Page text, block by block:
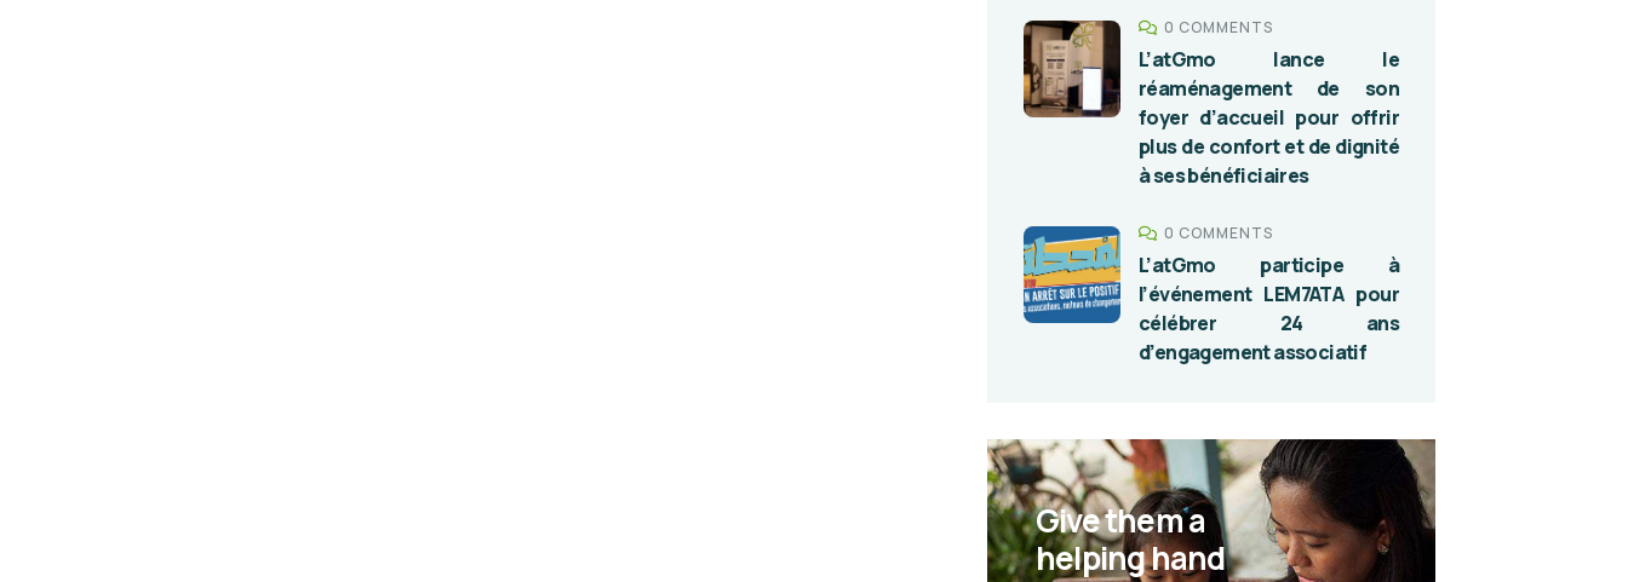
0 COMMENTS
L’atGmo lance le
réaménagement de son
foyer d’accueil pour offrir
plus de confort et de dignité
à ses bénéficiaires
0 COMMENTS
L’atGmo participe à
l’événement LEM7ATA pour
célébrer 24 ans
d’engagement associatif
Give them a
helping hand